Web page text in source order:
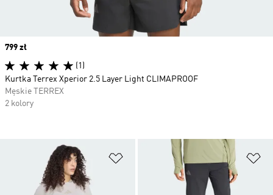
Dodaj do listy życzeń
Price
799 zł
(1)
Kurtka Terrex Xperior 2.5 Layer Light CLIMAPROOF
Męskie TERREX
2 kolory